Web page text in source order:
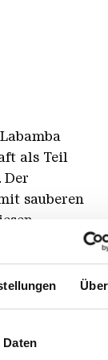
als Teil
Der
sauberen